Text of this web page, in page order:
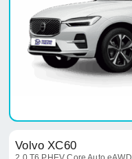
Volvo XC60